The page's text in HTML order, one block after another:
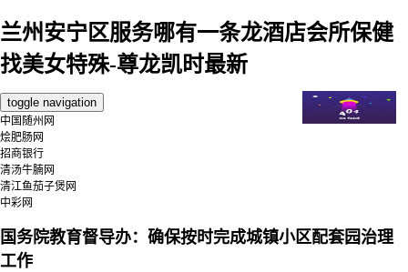
兰州安宁区服务哪有一条龙酒店会所保健
找美女特殊-尊龙凯时最新
toggle navigation
中国随州网
烩肥肠网
招商银行
清汤牛腩网
清江鱼茄子煲网
中彩网
国务院教育督导办：确保按时完成城镇小区配套园治理
工作